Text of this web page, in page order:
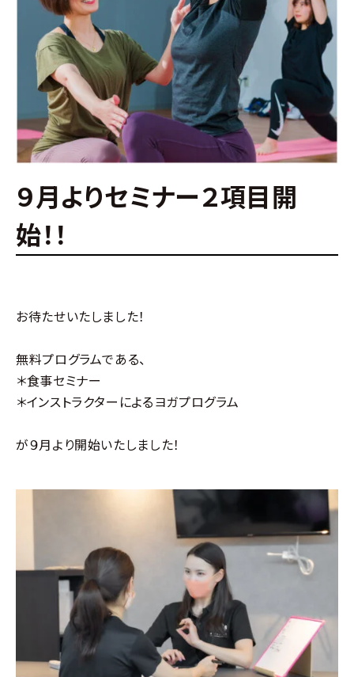
９月よりセミナー２項目開
始！！
お待たせいたしました！
無料プログラムである、
＊食事セミナー
＊インストラクターによるヨガプログラム
が９月より開始いたしました！